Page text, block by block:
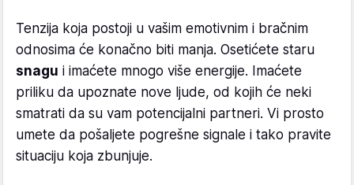
Tenzija koja postoji u vašim emotivnim i bračnim
odnosima će konačno biti manja. Osetićete staru
snagu i imaćete mnogo više energije. Imaćete
priliku da upoznate nove ljude, od kojih će neki
smatrati da su vam potencijalni partneri. Vi prosto
umete da pošaljete pogrešne signale i tako pravite
situaciju koja zbunjuje.